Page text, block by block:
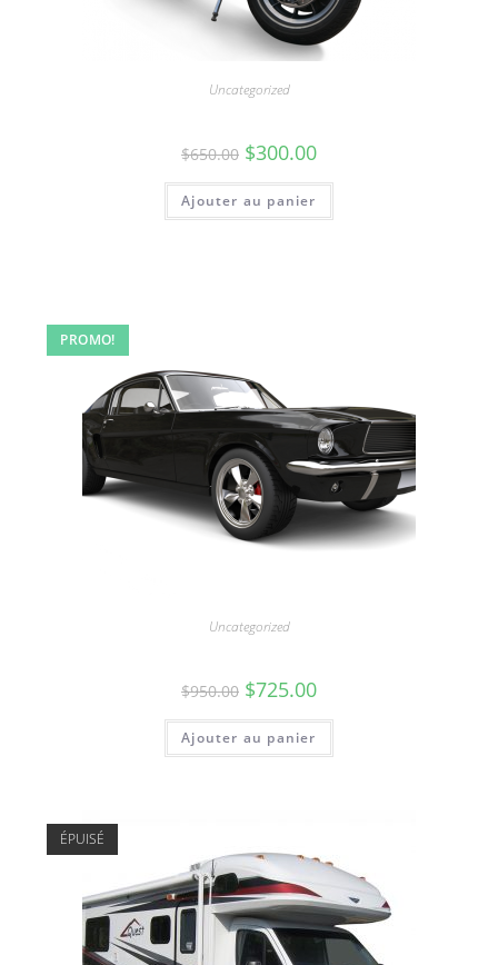
Uncategorized
$650.00 $300.00
Ajouter au panier
PROMO!
Uncategorized
$950.00 $725.00
Ajouter au panier
ÉPUISÉ